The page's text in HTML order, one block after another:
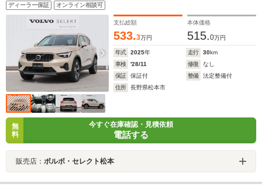
ディーラー保証 オンライン相談可
支払総額
533.3万円
本体価格
515.0万円
年式 2025年 走行 30km
車検
'28/11 修復
なし
保証
保証付 整備
法定整備付
住所
長野県松本市
無
料
今すぐ在庫確認・見積依頼
電話する
販売店： ボルボ・セレクト松本